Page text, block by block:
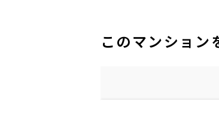
このマンション